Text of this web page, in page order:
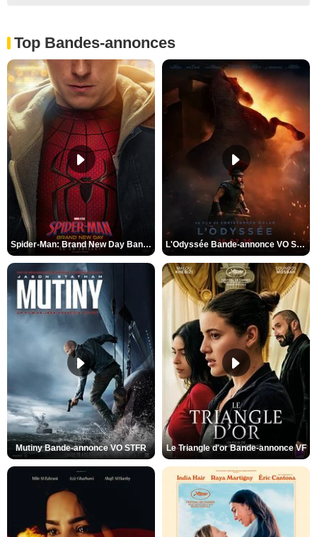
Top Bandes-annonces
Spider-Man: Brand New Day Bande-annonce VO STFR L'Odyssée Bande-annonce VO STFR
Mutiny Bande-annonce VO STFR Le Triangle d'or Bande-annonce VF